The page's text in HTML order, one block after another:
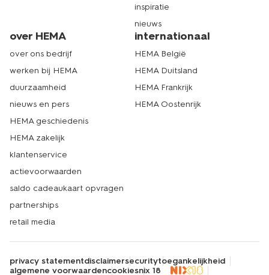
inspiratie
nieuws
over HEMA
over ons bedrijf
werken bij HEMA
duurzaamheid
nieuws en pers
HEMA geschiedenis
HEMA zakelijk
klantenservice
actievoorwaarden
saldo cadeaukaart opvragen
partnerships
retail media
internationaal
HEMA België
HEMA Duitsland
HEMA Frankrijk
HEMA Oostenrijk
privacy statementdisclaimersecuritytoegankelijkheid
algemene voorwaardencookiesnix 18